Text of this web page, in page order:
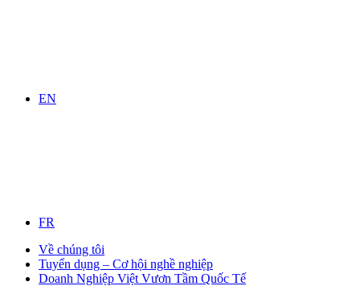
EN
FR
Về chúng tôi
Tuyển dụng – Cơ hội nghề nghiệp
Doanh Nghiệp Việt Vươn Tầm Quốc Tế